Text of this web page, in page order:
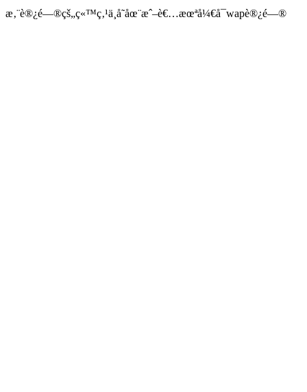
æ‚¨è®¿é—®çš„ç«™ç‚¹ä¸å­˜åœ¨æˆ–è€…æœªå¼€å¯wapè®¿é—®